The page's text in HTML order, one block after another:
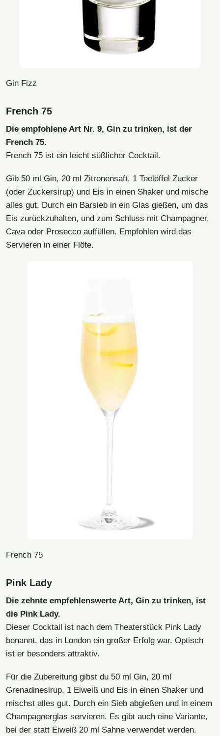
Gin Fizz
French 75
Die empfohlene Art Nr. 9, Gin zu trinken, ist der
French 75.
French 75 ist ein leicht süßlicher Cocktail.
Gib 50 ml Gin, 20 ml Zitronensaft, 1 Teelöffel Zucker
(oder Zuckersirup) und Eis in einen Shaker und mische
alles gut. Durch ein Barsieb in ein Glas gießen, um das
Eis zurückzuhalten, und zum Schluss mit Champagner,
Cava oder Prosecco auffüllen. Empfohlen wird das
Servieren in einer Flöte.
French 75
Pink Lady
Die zehnte empfehlenswerte Art, Gin zu trinken, ist
die Pink Lady.
Dieser Cocktail ist nach dem Theaterstück Pink Lady
benannt, das in London ein großer Erfolg war. Optisch
ist er besonders attraktiv.
Für die Zubereitung gibst du 50 ml Gin, 20 ml
Grenadinesirup, 1 Eiweiß und Eis in einen Shaker und
mischst alles gut. Durch ein Sieb abgießen und in einem
Champagnerglas servieren. Es gibt auch eine Variante,
bei der statt Eiweiß 20 ml Sahne verwendet werden.